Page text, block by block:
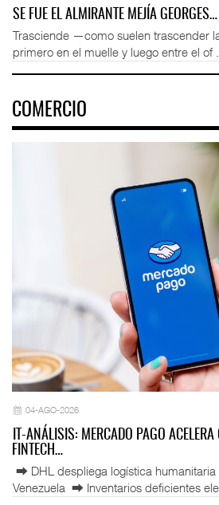
SE FUE EL ALMIRANTE MEJÍA GEORGES…
Trasciende —como suelen trascender
primero en el muelle y luego entre el of ...
COMERCIO
04-AGO-2026
IT-ANÁLISIS: MERCADO PAGO
FINTECH…
⮕ DHL despliega logística humanitaria
Venezuela ⮕ Inventarios deficientes